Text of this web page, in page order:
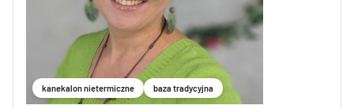
kanekalon nietermiczne baza tradycyjna